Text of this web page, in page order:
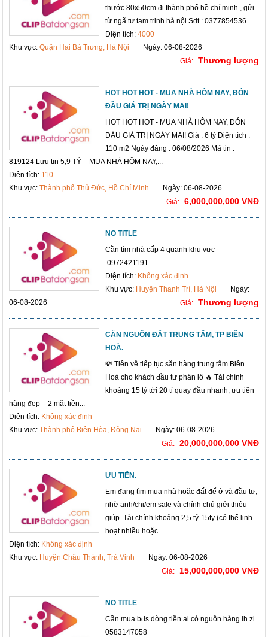
thước 80x50cm đi thành phố hồ chí minh , gửi
từ ngã tư tam trinh hà nội Sdt : 0377854536
Diện tích:4000
Khu vực:Quận Hai Bà Trưng, Hà Nội
Ngày: 06-08-2026
Giá: Thương lượng
HOT HOT HOT - MUA NHÀ HÔM NAY, ĐÓN
ĐẦU GIÁ TRỊ NGÀY MAI!
HOT HOT HOT - MUA NHÀ HÔM NAY, ĐÓN
ĐẦU GIÁ TRỊ NGÀY MAI! Giá : 6 tỷ Diện tích :
110 m2 Ngày đăng : 06/08/2026 Mã tin :
819124 Lưu tin 5,9 TỶ – MUA NHÀ HÔM NAY,...
Diện tích: 110
Khu vực:Thành phố Thủ Đức, Hồ Chí Minh
Ngày: 06-08-2026
Giá: 6,000,000,000 VNĐ
NO TITLE
Cần tìm nhà cấp 4 quanh khu vực
.0972421191
Diện tích: Không xác định
Khu vực: Huyện Thanh Trì, Hà Nội
Ngày:
06-08-2026
Giá: Thương lượng
CẦN NGUỒN ĐẤT TRUNG TÂM, TP BIÊN
HOÀ.
💸 Tiền về tiếp tục săn hàng trung tâm Biên
Hoà cho khách đầu tư phân lô 🔥 Tài chính
khoảng 15 tỷ tới 20 tỉ quay đầu nhanh, ưu tiên
hàng đẹp – 2 mặt tiền...
Diện tích: Không xác định
Khu vực:Thành phố Biên Hòa, Đồng Nai
Ngày: 06-08-2026
Giá: 20,000,000,000 VNĐ
ƯU TIÊN.
Em đang tìm mua nhà hoặc đất để ở và đầu tư,
nhờ anh/chị/em sale và chính chủ giới thiệu
giúp. Tài chính khoảng 2,5 tỷ-15ty (có thể linh
hoạt nhiều hoặc...
Diện tích: Không xác định
Khu vực: Huyện Châu Thành, Trà Vinh
Ngày: 06-08-2026
Giá:
15,000,000,000 VNĐ
NO TITLE
Cần mua bđs dòng tiền ai có nguồn hàng lh zl
0583147058